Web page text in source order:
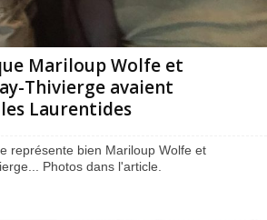
Mariloup Wolfe et
Thivierge avaient
Laurentides
représente bien Mariloup Wolfe et
Photos dans l'article.